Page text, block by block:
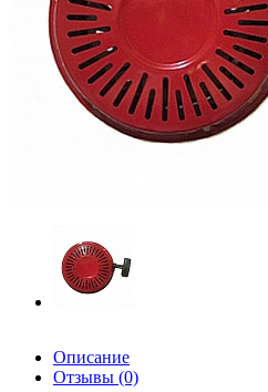
Описание
Отзывы (0)